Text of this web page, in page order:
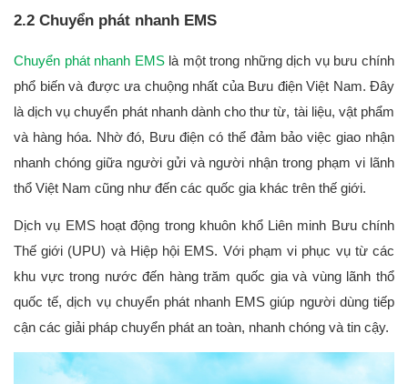
2.2 Chuyển phát nhanh EMS
Chuyển phát nhanh EMS là một trong những dịch vụ bưu chính
phổ biến và được ưa chuộng nhất của Bưu điện Việt Nam. Đây
là dịch vụ chuyển phát nhanh dành cho thư từ, tài liệu, vật phẩm
và hàng hóa. Nhờ đó, Bưu điện có thể đảm bảo việc giao nhận
nhanh chóng giữa người gửi và người nhận trong phạm vi lãnh
thổ Việt Nam cũng như đến các quốc gia khác trên thế giới.
Dịch vụ EMS hoạt động trong khuôn khổ Liên minh Bưu chính
Thế giới (UPU) và Hiệp hội EMS. Với phạm vi phục vụ từ các
khu vực trong nước đến hàng trăm quốc gia và vùng lãnh thổ
quốc tế, dịch vụ chuyển phát nhanh EMS giúp người dùng tiếp
cận các giải pháp chuyển phát an toàn, nhanh chóng và tin cậy.